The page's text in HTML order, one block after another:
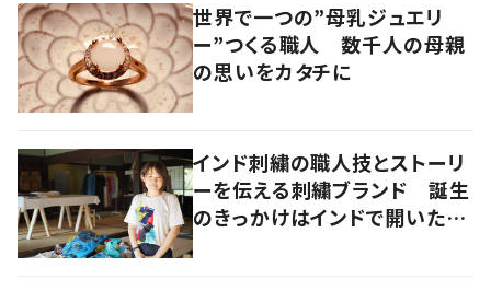
世界で一つの”母乳ジュエリ
ー”つくる職人 数千人の母親
の思いをカタチに
インド刺繍の職人技とストーリ
ーを伝える刺繍ブランド 誕生
のきっかけはインドで開いたフ